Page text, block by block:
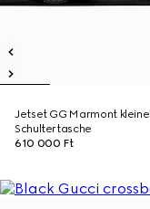
Jetset GG Marmont kleine
Schultertasche
610 000 Ft